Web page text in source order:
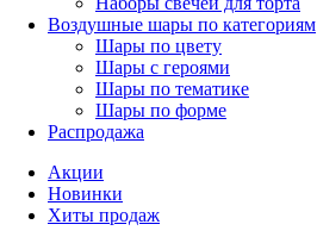
Воздушные шары по категориям
Шары по цвету
Шары с героями
Шары по тематике
Шары по форме
Распродажа
Акции
Новинки
Хиты продаж